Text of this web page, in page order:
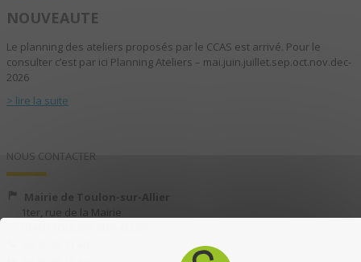
NOUVEAUTE
Le planning des ateliers proposés par le CCAS est arrivé. Pour le
consulter c’est par ici Planning Ateliers – mai.juin.juillet.sep.oct.nov.dec-
2026
> lire la suite
NOUS CONTACTER
Mairie de Toulon-sur-Allier
1ter, rue de la Mairie